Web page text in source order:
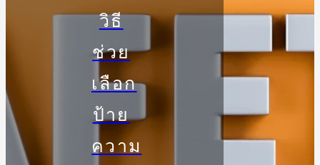
วิธี
ช่วย
เลือก
ป้าย
ความ